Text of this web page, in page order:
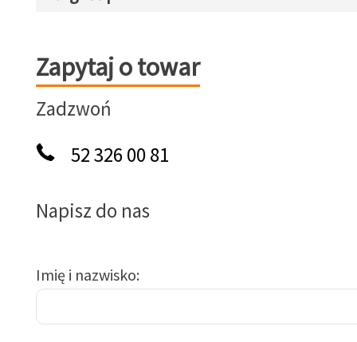
Zapytaj o towar
Zapytaj o towar
Zadzwoń
52 326 00 81
Napisz do nas
Imię i nazwisko